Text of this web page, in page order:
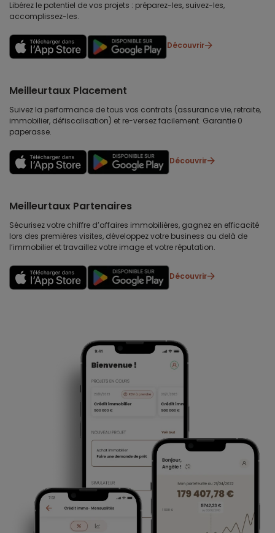
Libérez le potentiel de vos projets : préparez-les, suivez-les,
accomplissez-les.
Découvrir
Meilleurtaux Placement
Suivez la performance de tous vos contrats (assurance vie, retraite,
immobilier, défiscalisation) et re-versez facilement. Garantie 0
paperasse.
Découvrir
Meilleurtaux Partenaires
Sécurisez votre chiffre d’affaires immobilières, gagnez en efficacité
lors des premières visites, développez votre business au delà de
l’immobilier et travaillez votre image et votre réputation.
Découvrir